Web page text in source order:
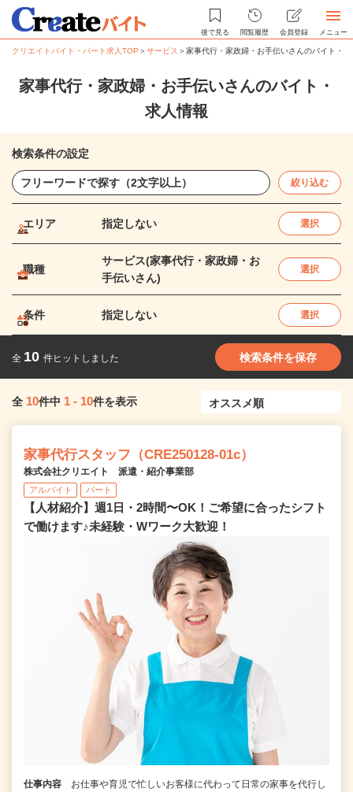
後で見る 閲覧履歴 会員登録 メニュー
クリエイトバイト・パート求人TOP ＞サービス ＞家事代行・家政婦・お手伝いさんのバイト・
家事代行・家政婦・お手伝いさんのバイト・
求人情報
検索条件の設定
絞り込む
エリア 指定しない 選択
職種
サービス(家事代行・家政婦・お
手伝いさん)
選択
条件 指定しない 選択
全 10 件ヒットしました 検索条件を保存
全 10件中 1 - 10件を表示
家事代行スタッフ（CRE250128-01c）
株式会社クリエイト 派遣・紹介事業部
アルバイト パート
【人材紹介】週1日・2時間〜OK！ご希望に合ったシフト
で働けます♪未経験・Wワーク大歓迎！
仕事内容
お仕事や育児で忙しいお客様に代わって日常の家事を代行し